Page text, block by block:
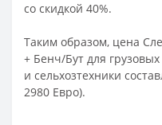
со скидкой 40%.
Таким образом, цена
+ Бенч/Бут для
и сельхозтехники
2980 Евро).